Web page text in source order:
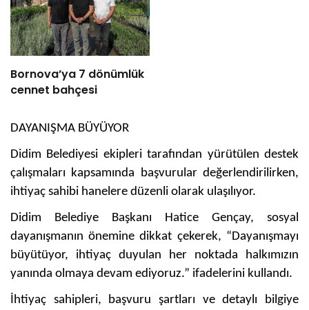
Bornova’ya 7 dönümlük
cennet bahçesi
DAYANIŞMA BÜYÜYOR
Didim Belediyesi ekipleri tarafından yürütülen destek
çalışmaları kapsamında başvurular değerlendirilirken,
ihtiyaç sahibi hanelere düzenli olarak ulaşılıyor.
Didim Belediye Başkanı Hatice Gençay, sosyal
dayanışmanın önemine dikkat çekerek, “Dayanışmayı
büyütüyor, ihtiyaç duyulan her noktada halkımızın
yanında olmaya devam ediyoruz.” ifadelerini kullandı.
İhtiyaç sahipleri, başvuru şartları ve detaylı bilgiye